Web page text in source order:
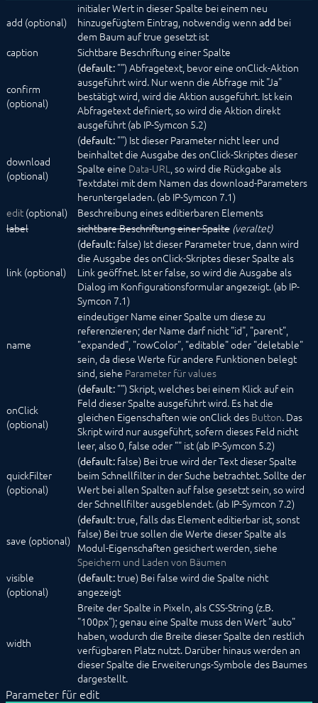
add (optional)
initialer Wert in dieser Spalte bei einem neu
hinzugefügtem Eintrag, notwendig wenn add bei
dem Baum auf true gesetzt ist
caption
Sichtbare Beschriftung einer Spalte
confirm
(optional)
(default: "") Abfragetext, bevor eine onClick-Aktion
ausgeführt wird. Nur wenn die Abfrage mit "Ja"
bestätigt wird, wird die Aktion ausgeführt. Ist kein
Abfragetext definiert, so wird die Aktion direkt
ausgeführt (ab IP-Symcon 5.2)
download
(optional)
(default: "") Ist dieser Parameter nicht leer und
beinhaltet die Ausgabe des onClick-Skriptes dieser
Spalte eine Data-URL, so wird die Rückgabe als
Textdatei mit dem Namen das download-Parameters
heruntergeladen. (ab IP-Symcon 7.1)
edit (optional)
Beschreibung eines editierbaren Elements
label
sichtbare Beschriftung einer Spalte (veraltet)
link (optional)
(default: false) Ist dieser Parameter true, dann wird
die Ausgabe des onClick-Skriptes dieser Spalte als
Link geöffnet. Ist er false, so wird die Ausgabe als
Dialog im Konfigurationsformular angezeigt. (ab IP-
Symcon 7.1)
name
eindeutiger Name einer Spalte um diese zu
referenzieren; der Name darf nicht "id", "parent",
"expanded", "rowColor", "editable" oder "deletable"
sein, da diese Werte für andere Funktionen belegt
sind, siehe Parameter für values
onClick
(optional)
(default: "") Skript, welches bei einem Klick auf ein
Feld dieser Spalte ausgeführt wird. Es hat die
gleichen Eigenschaften wie onClick des Button. Das
Skript wird nur ausgeführt, sofern dieses Feld nicht
leer, also 0, false oder "" ist (ab IP-Symcon 5.2)
quickFilter
(optional)
(default: false) Bei true wird der Text dieser Spalte
beim Schnellfilter in der Suche betrachtet. Sollte der
Wert bei allen Spalten auf false gesetzt sein, so wird
der Schnellfilter ausgeblendet. (ab IP-Symcon 7.2)
save (optional)
(default: true, falls das Element editierbar ist, sonst
false) Bei true sollen die Werte dieser Spalte als
Modul-Eigenschaften gesichert werden, siehe
Speichern und Laden von Bäumen
visible
(optional)
(default: true) Bei false wird die Spalte nicht
angezeigt
width
Breite der Spalte in Pixeln, als CSS-String (z.B.
"100px"); genau eine Spalte muss den Wert "auto"
haben, wodurch die Breite dieser Spalte den restlich
verfügbaren Platz nutzt. Darüber hinaus werden an
dieser Spalte die Erweiterungs-Symbole des Baumes
dargestellt.
Parameter für edit